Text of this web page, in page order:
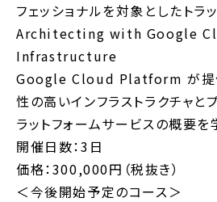
フェッショナルを対象としたトラッ
Architecting with Google
Infrastructure
Google Cloud Platform が提
性の高いインフラストラクチャと
ラットフォームサービスの概要を
開催日数：3日
価格：300,000円（税抜き）
＜今後開始予定のコース＞